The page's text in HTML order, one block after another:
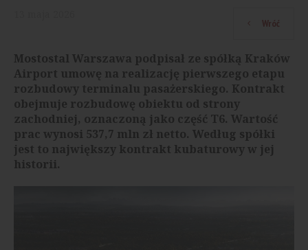
Wróć
Mostostal Warszawa podpisał ze spółką Kraków
Airport umowę na realizację pierwszego etapu
rozbudowy terminalu pasażerskiego. Kontrakt
obejmuje rozbudowę obiektu od strony
zachodniej, oznaczoną jako część T6. Wartość
prac wynosi 537,7 mln zł netto. Według spółki
jest to największy kontrakt kubaturowy w jej
historii.